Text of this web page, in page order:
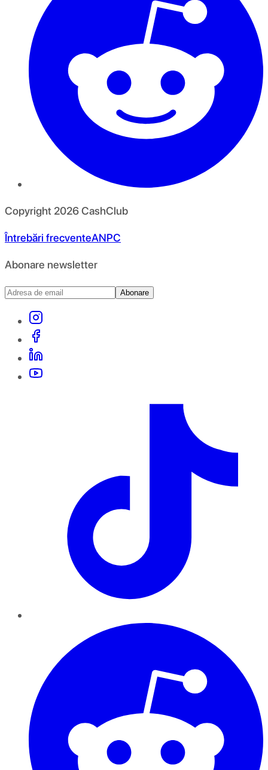
Copyright 2026CashClub
Întrebări frecventeANPC
Abonare newsletter
Abonare